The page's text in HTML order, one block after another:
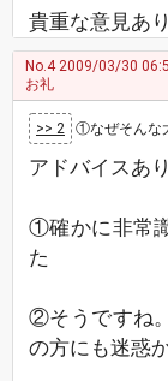
貴重な意見あ
No.42009/03/30
お礼
>> 2 ①なぜそんな大事なことを✉でし
アドバイスあ
①確かに非常
た
②そうですね
の方にも迷惑